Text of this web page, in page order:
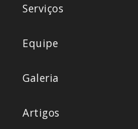
Serviços
Equipe
Galeria
Artigos